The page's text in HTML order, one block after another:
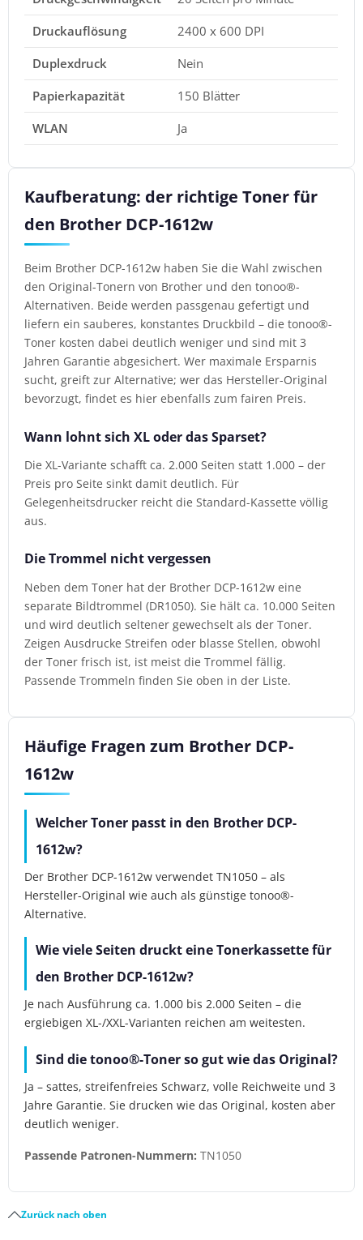
Druckauflösung
2400 x 600 DPI
Duplexdruck
Nein
Papierkapazität
150 Blätter
WLAN
Ja
Kaufberatung: der richtige Toner für
den Brother DCP-1612w
Beim Brother DCP-1612w haben Sie die Wahl zwischen
den Original-Tonern von Brother und den tonoo®-
Alternativen. Beide werden passgenau gefertigt und
liefern ein sauberes, konstantes Druckbild – die tonoo®-
Toner kosten dabei deutlich weniger und sind mit 3
Jahren Garantie abgesichert. Wer maximale Ersparnis
sucht, greift zur Alternative; wer das Hersteller-Original
bevorzugt, findet es hier ebenfalls zum fairen Preis.
Wann lohnt sich XL oder das Sparset?
Die XL-Variante schafft ca. 2.000 Seiten statt 1.000 – der
Preis pro Seite sinkt damit deutlich. Für
Gelegenheitsdrucker reicht die Standard-Kassette völlig
aus.
Die Trommel nicht vergessen
Neben dem Toner hat der Brother DCP-1612w eine
separate Bildtrommel (DR1050). Sie hält ca. 10.000 Seiten
und wird deutlich seltener gewechselt als der Toner.
Zeigen Ausdrucke Streifen oder blasse Stellen, obwohl
der Toner frisch ist, ist meist die Trommel fällig.
Passende Trommeln finden Sie oben in der Liste.
Häufige Fragen zum Brother DCP-
1612w
Welcher Toner passt in den Brother DCP-
1612w?
Der Brother DCP-1612w verwendet TN1050 – als
Hersteller-Original wie auch als günstige tonoo®-
Alternative.
Wie viele Seiten druckt eine Tonerkassette für
den Brother DCP-1612w?
Je nach Ausführung ca. 1.000 bis 2.000 Seiten – die
ergiebigen XL-/XXL-Varianten reichen am weitesten.
Sind die tonoo®-Toner so gut wie das Original?
Ja – sattes, streifenfreies Schwarz, volle Reichweite und 3
Jahre Garantie. Sie drucken wie das Original, kosten aber
deutlich weniger.
Passende Patronen-Nummern: TN1050
Zurück nach oben